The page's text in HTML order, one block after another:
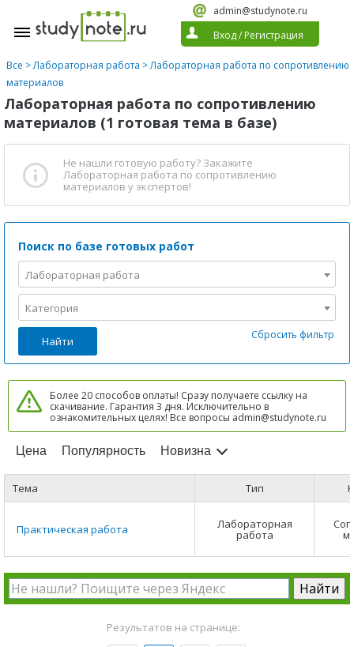
admin@studynote.ru
Вход/ Регистрация
Все >Лабораторная работа >Лабораторная работа по сопротивлению
материалов
Лабораторная работа по сопротивлению
материалов (1 готовая тема в базе)
Не нашли готовую работу? Закажите
Лабораторная работа по сопротивлению
материалов у экспертов!
Поиск по базе готовых работ
Лабораторная работа
Категория
Найти Сбросить фильтр
Более 20 способов оплаты! Сразу получаете ссылку на
скачивание. Гарантия 3 дня. Исключительно в
ознакомительных целях! Все вопросы admin@studynote.ru
Цена Популярность Новизна
Тема Тип
Практическая работа Лабораторная
работа
Результатов на странице: